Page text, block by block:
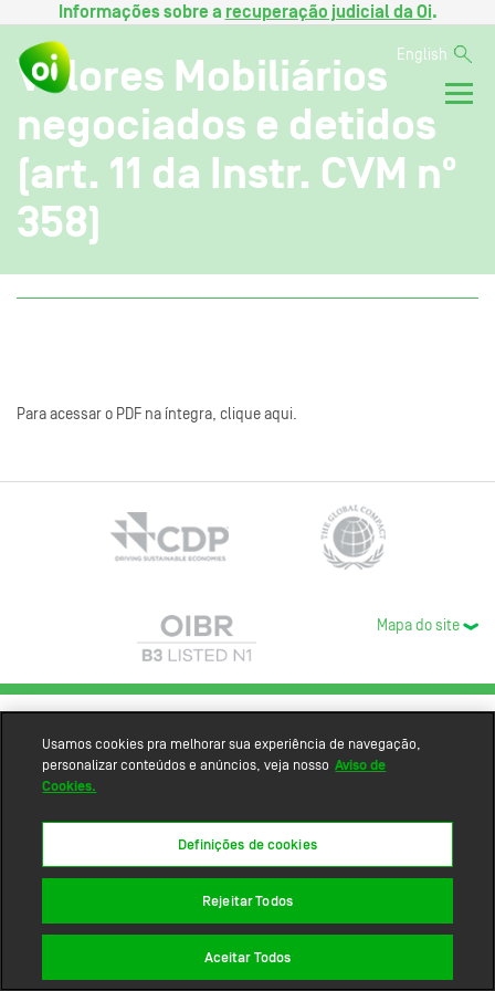
Informações sobre a recuperação judicial da Oi.
English
Valores Mobiliários
negociados e detidos
(art. 11 da Instr. CVM nº
358)
Para acessar o PDF na íntegra, clique aqui.
Mapa do site
Usamos cookies pra melhorar sua experiência de navegação,
personalizar conteúdos e anúncios, veja nosso Aviso de
Cookies.
Definições de cookies
Rejeitar Todos
Aceitar Todos